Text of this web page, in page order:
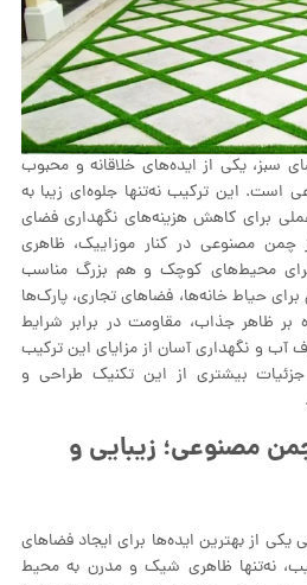
سبز، یکی از ایده‌های خلاقانه و محبوب
این ترکیب نه‌تنها جلوه‌ای زیبا به
برای کاهش هزینه‌های نگهداری فضای
چمن مصنوعی در کنار موزاییک، ظاهری
محیط‌های کوچک و هم بزرگ مناسب
حیاط خانه‌ها، فضاهای تجاری، پارک‌ها
ظاهر جذاب، مقاومت در برابر شرایط
و نگهداری آسان از مزایای این ترکیب
بیشتری از این تکنیک طراحی و
مصنوعی؛ زیبایی و
از بهترین ایده‌ها برای ایجاد فضاهای
نه‌تنها ظاهری شیک و مدرن به محیط